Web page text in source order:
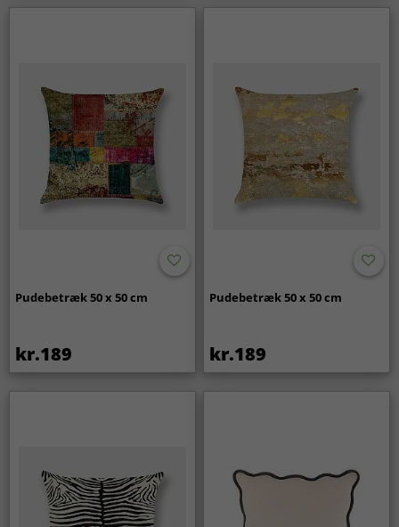
Pudebetræk 50 x 50 cm
kr.189
Pudebetræk 50 x 50 cm
kr.189